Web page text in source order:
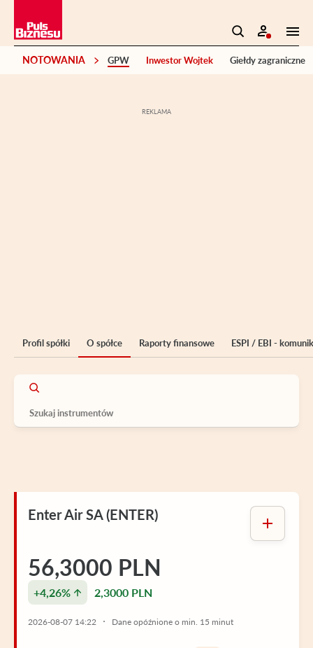
NOTOWANIA GPW Inwestor Wojtek Giełdy zagraniczne
Profil spółki O spółce Raporty finansowe ESPI / EBI -
Enter Air SA (ENTER)
56,3000 PLN
+4,26% 2,3000 PLN
2026-08-07 14:22 Dane opóźnione o min. 15 minut